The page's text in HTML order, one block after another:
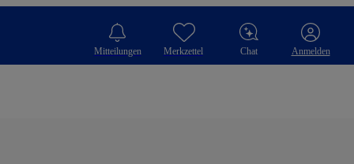
Mitteilungen Merkzettel Chat Anmelden